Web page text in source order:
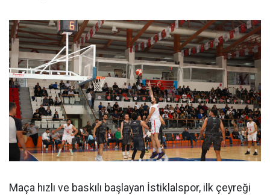
Maça hızlı ve baskılı başlayan İstiklalspor, ilk çeyreği